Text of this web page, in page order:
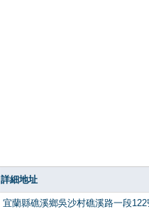
詳細地址
宜蘭縣礁溪鄉吳沙村礁溪路一段122